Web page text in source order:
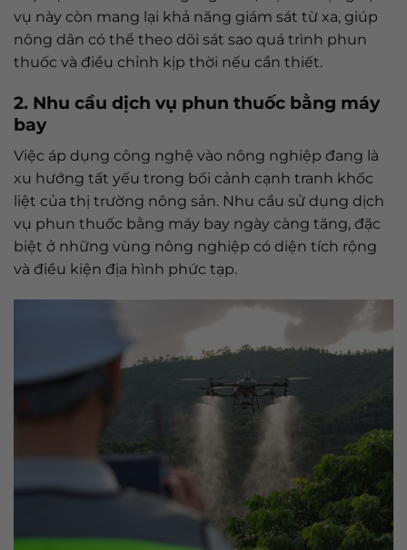
vụ này còn mang lại khả năng giám sát từ xa, giúp
nông dân có thể theo dõi sát sao quá trình phun
thuốc và điều chỉnh kịp thời nếu cần thiết.
2. Nhu cầu dịch vụ phun thuốc bằng máy
bay
Việc áp dụng công nghệ vào nông nghiệp đang là
xu hướng tất yếu trong bối cảnh cạnh tranh khốc
liệt của thị trường nông sản. Nhu cầu sử dụng dịch
vụ phun thuốc bằng máy bay ngày càng tăng, đặc
biệt ở những vùng nông nghiệp có diện tích rộng
và điều kiện địa hình phức tạp.